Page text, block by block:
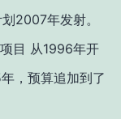
2007年发射。
目 从1996年开
，预算追加到了